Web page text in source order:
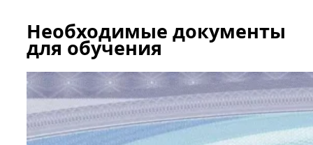
Необходимые документы
для обучения